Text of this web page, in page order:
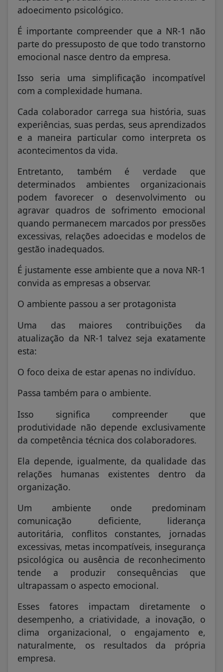
adoecimento psicológico.
É importante compreender que a NR-1 não
parte do pressuposto de que todo transtorno
emocional nasce dentro da empresa.
Isso seria uma simplificação incompatível
com a complexidade humana.
Cada colaborador carrega sua história, suas
experiências, suas perdas, seus aprendizados
e a maneira particular como interpreta os
acontecimentos da vida.
Entretanto, também é verdade que
determinados ambientes organizacionais
podem favorecer o desenvolvimento ou
agravar quadros de sofrimento emocional
quando permanecem marcados por pressões
excessivas, relações adoecidas e modelos de
gestão inadequados.
É justamente esse ambiente que a nova NR-1
convida as empresas a observar.
O ambiente passou a ser protagonista
Uma das maiores contribuições da
atualização da NR-1 talvez seja exatamente
esta:
O foco deixa de estar apenas no indivíduo.
Passa também para o ambiente.
Isso significa compreender que
produtividade não depende exclusivamente
da competência técnica dos colaboradores.
Ela depende, igualmente, da qualidade das
relações humanas existentes dentro da
organização.
Um ambiente onde predominam
comunicação deficiente, liderança
autoritária, conflitos constantes, jornadas
excessivas, metas incompatíveis, insegurança
psicológica ou ausência de reconhecimento
tende a produzir consequências que
ultrapassam o aspecto emocional.
Esses fatores impactam diretamente o
desempenho, a criatividade, a inovação, o
clima organizacional, o engajamento e,
naturalmente, os resultados da própria
empresa.